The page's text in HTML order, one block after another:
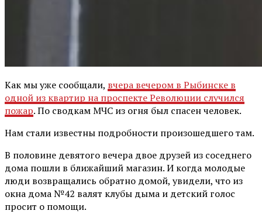
Как мы уже сообщали, вчера вечером в Рыбинске в
одной из квартир на проспекте Революции случился
пожар. По сводкам МЧС из огня был спасен человек.
Нам стали известны подробности произошедшего там.
В половине девятого вечера двое друзей из соседнего
дома пошли в ближайший магазин. И когда молодые
люди возвращались обратно домой, увидели, что из
окна дома №42 валят клубы дыма и детский голос
просит о помощи.